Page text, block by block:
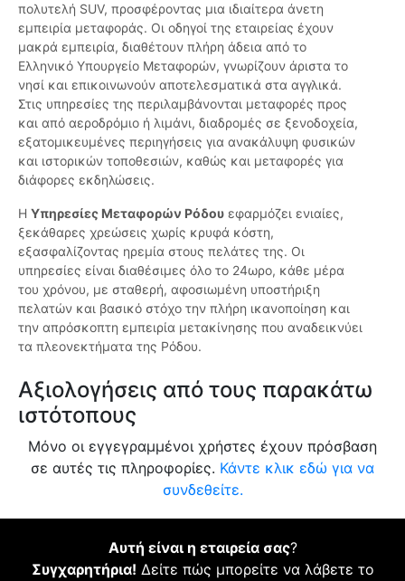
πολυτελή SUV, προσφέροντας μια ιδιαίτερα άνετη
εμπειρία μεταφοράς. Οι οδηγοί της εταιρείας έχουν
μακρά εμπειρία, διαθέτουν πλήρη άδεια από το
Ελληνικό Υπουργείο Μεταφορών, γνωρίζουν άριστα το
νησί και επικοινωνούν αποτελεσματικά στα αγγλικά.
Στις υπηρεσίες της περιλαμβάνονται μεταφορές προς
και από αεροδρόμιο ή λιμάνι, διαδρομές σε ξενοδοχεία,
εξατομικευμένες περιηγήσεις για ανακάλυψη φυσικών
και ιστορικών τοποθεσιών, καθώς και μεταφορές για
διάφορες εκδηλώσεις.
Η Υπηρεσίες Μεταφορών Ρόδου εφαρμόζει ενιαίες,
ξεκάθαρες χρεώσεις χωρίς κρυφά κόστη,
εξασφαλίζοντας ηρεμία στους πελάτες της. Οι
υπηρεσίες είναι διαθέσιμες όλο το 24ωρο, κάθε μέρα
του χρόνου, με σταθερή, αφοσιωμένη υποστήριξη
πελατών και βασικό στόχο την πλήρη ικανοποίηση και
την απρόσκοπτη εμπειρία μετακίνησης που αναδεικνύει
τα πλεονεκτήματα της Ρόδου.
Αξιολογήσεις από τους παρακάτω
ιστότοπους
Μόνο οι εγγεγραμμένοι χρήστες έχουν πρόσβαση
σε αυτές τις πληροφορίες. Κάντε κλικ εδώ για να
συνδεθείτε.
Αυτή είναι η εταιρεία σας?
Συγχαρητήρια! Δείτε πώς μπορείτε να λάβετε το